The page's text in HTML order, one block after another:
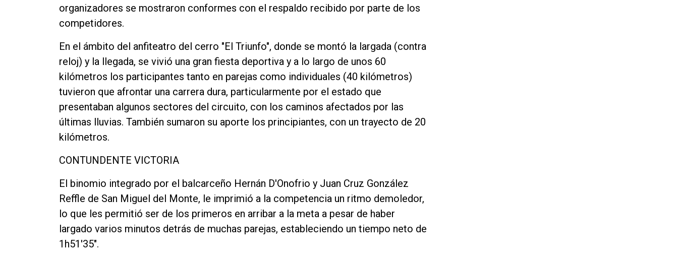
organizadores se mostraron conformes con el respaldo recibido por parte de los
competidores.
En el ámbito del anfiteatro del cerro "El Triunfo", donde se montó la largada (contra
reloj) y la llegada, se vivió una gran fiesta deportiva y a lo largo de unos 60
kilómetros los participantes tanto en parejas como individuales (40 kilómetros)
tuvieron que afrontar una carrera dura, particularmente por el estado que
presentaban algunos sectores del circuito, con los caminos afectados por las
últimas lluvias. También sumaron su aporte los principiantes, con un trayecto de 20
kilómetros.
CONTUNDENTE VICTORIA
El binomio integrado por el balcarceño Hernán D'Onofrio y Juan Cruz González
Reffle de San Miguel del Monte, le imprimió a la competencia un ritmo demoledor,
lo que les permitió ser de los primeros en arribar a la meta a pesar de haber
largado varios minutos detrás de muchas parejas, estableciendo un tiempo neto de
1h51'35".